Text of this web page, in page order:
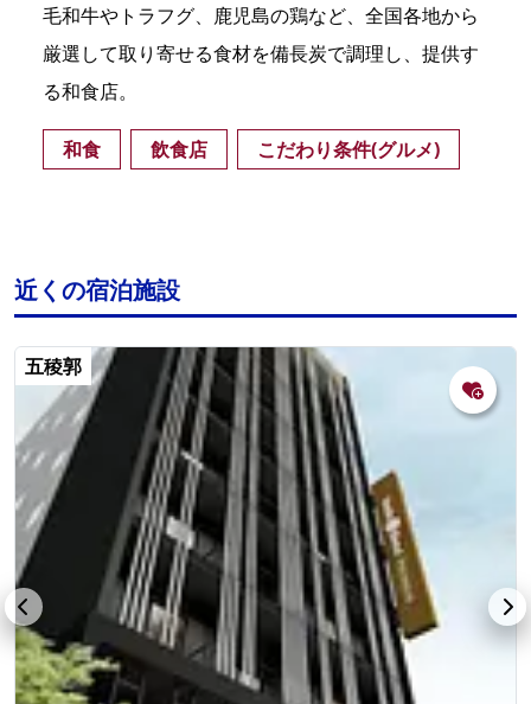
毛和牛やトラフグ、鹿児島の鶏など、全国各地から
厳選して取り寄せる食材を備長炭で調理し、提供す
る和食店。
和食 飲食店 こだわり条件(グルメ)
近くの宿泊施設
五稜郭